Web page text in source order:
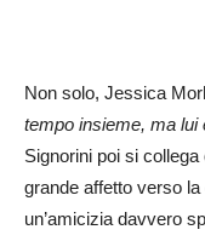
Non solo, Jessica
tempo insieme, ma lui
Signorini poi si
grande affetto verso
un’amicizia davvero